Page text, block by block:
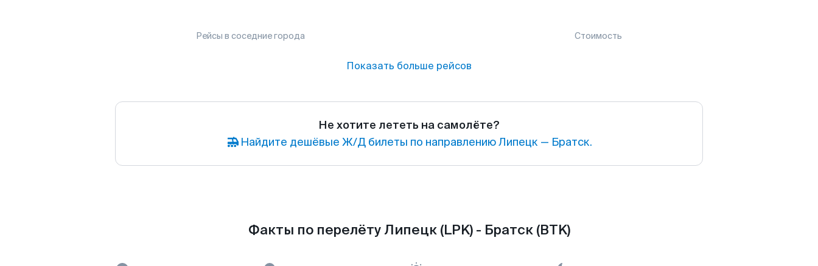
Рейсы в соседние города Стоимость
Показать больше рейсов
Не хотите лететь на самолёте?
Найдите дешёвые Ж/Д билеты по направлению Липецк — Братск.
Факты по перелёту Липецк (LPK) - Братск (BTK)